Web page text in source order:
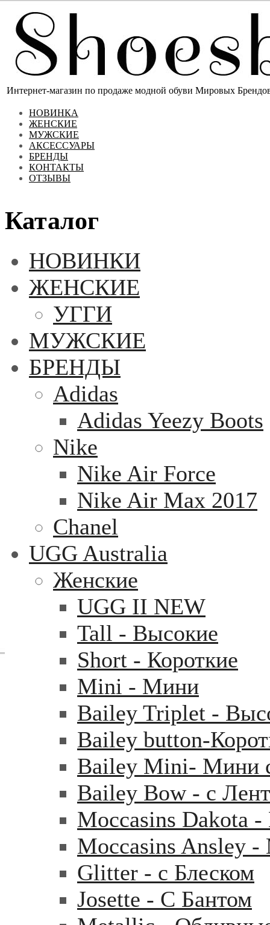
Интернет-магазин по продаже модной обуви Мировых
НОВИНКА
ЖЕНСКИЕ
МУЖСКИЕ
АКСЕССУАРЫ
БРЕНДЫ
КОНТАКТЫ
ОТЗЫВЫ
Каталог
НОВИНКИ
ЖЕНСКИЕ
УГГИ
МУЖСКИЕ
БРЕНДЫ
Adidas
Adidas Yeezy Boots
Nike
Nike Air Force
Nike Air Max 2017
Chanel
UGG Australia
Женские
UGG II NEW
Tall - Высокие
Short - Короткие
Mini - Mини
Bailey Triplet -
Bailey button-
Bailey Mini- Мини
Bailey Bow - с
Moccasins Dakota
Moccasins Ansley
Glitter - с Блеском
Josette - С Бантом